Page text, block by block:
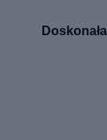
Doskonała